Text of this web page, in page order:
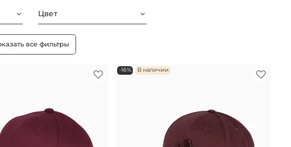
Цвет
все фильтры
-16% В наличии